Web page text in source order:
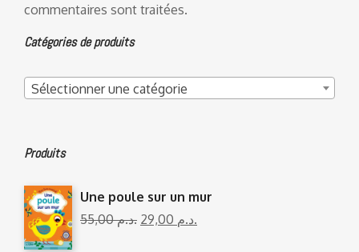
commentaires sont traitées.
Catégories de produits
Sélectionner une catégorie
Produits
Une poule sur un mur
55,00
د.م. 29,00 د.م.